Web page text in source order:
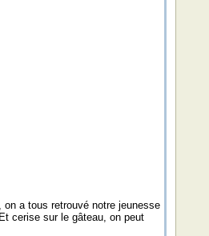
a tous retrouvé notre jeunesse
cerise sur le gâteau, on peut